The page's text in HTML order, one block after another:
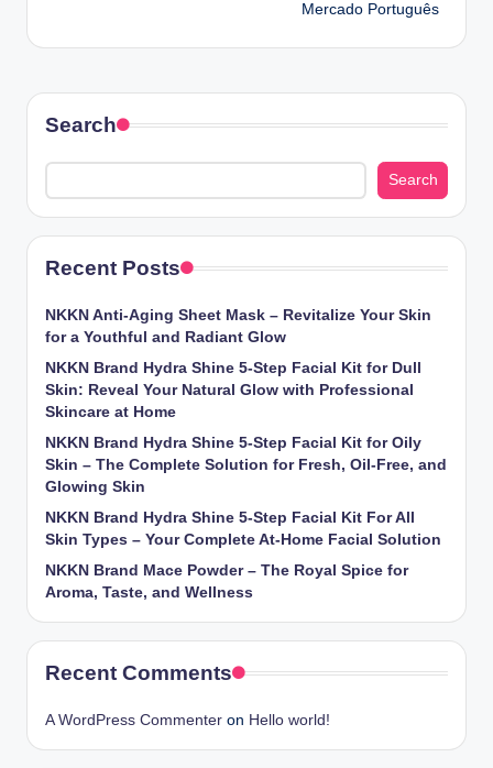
Mercado Português
Search
Search
Recent Posts
NKKN Anti-Aging Sheet Mask – Revitalize Your Skin
for a Youthful and Radiant Glow
NKKN Brand Hydra Shine 5-Step Facial Kit for Dull
Skin: Reveal Your Natural Glow with Professional
Skincare at Home
NKKN Brand Hydra Shine 5-Step Facial Kit for Oily
Skin – The Complete Solution for Fresh, Oil-Free, and
Glowing Skin
NKKN Brand Hydra Shine 5-Step Facial Kit For All
Skin Types – Your Complete At-Home Facial Solution
NKKN Brand Mace Powder – The Royal Spice for
Aroma, Taste, and Wellness
Recent Comments
A WordPress Commenter on Hello world!